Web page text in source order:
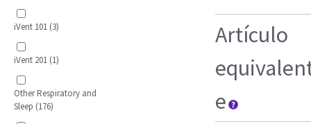
iVent 101 (3)
iVent 201 (1)
Other Respiratory and
Sleep (176)
Artículo
e